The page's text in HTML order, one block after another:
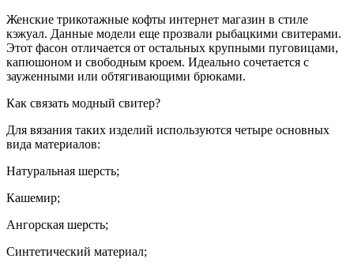
Женские трикотажные кофты интернет магазин в стиле
кэжуал. Данные модели еще прозвали рыбацкими свитерами.
Этот фасон отличается от остальных крупными пуговицами,
капюшоном и свободным кроем. Идеально сочетается с
зауженными или обтягивающими брюками.
Как связать модный свитер?
Для вязания таких изделий используются четыре основных
вида материалов:
Натуральная шерсть;
Кашемир;
Ангорская шерсть;
Синтетический материал;